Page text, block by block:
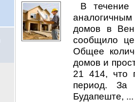
В течение
домов в
сообщило
Общее
домов и
21 414, что
период. За
Будапеште, ...